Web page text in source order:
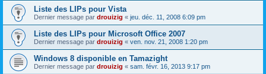
Liste des LIPs pour Vista
Dernier message par drouizig « jeu. déc. 11, 2008 6:09 pm
Liste des LIPs pour Microsoft Office 2007
Dernier message par drouizig « ven. nov. 21, 2008 1:20 pm
Windows 8 disponible en Tamazight
Dernier message par drouizig « sam. févr. 16, 2013 9:17 pm